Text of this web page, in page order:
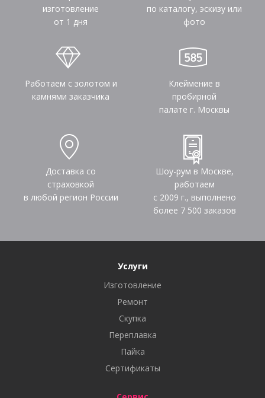
изготовление
от 1 дня
по каталогу, эскизу или
фото
Работаем с золотом и
камнями заказчика
Клеймение в
пробирной
палате г. Москвы
Доставка со
страховкой
в любой регион России
Шоу-рум в Москве,
работаем
с 2009 г., выполнено
более 7 500 заказов
Услуги
Изготовление
Ремонт
Скупка
Переплавка
Пайка
Сертификаты